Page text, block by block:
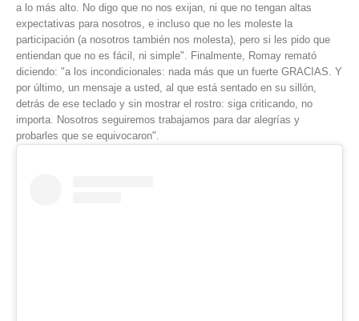
a lo más alto. No digo que no nos exijan, ni que no tengan altas
expectativas para nosotros, e incluso que no les moleste la
participación (a nosotros también nos molesta), pero si les pido que
entiendan que no es fácil, ni simple". Finalmente, Romay remató
diciendo: "a los incondicionales: nada más que un fuerte GRACIAS. Y
por último, un mensaje a usted, al que está sentado en su sillón,
detrás de ese teclado y sin mostrar el rostro: siga criticando, no
importa. Nosotros seguiremos trabajamos para dar alegrías y
probarles que se equivocaron".